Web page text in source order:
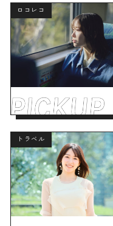
ロコレコ
トラベル